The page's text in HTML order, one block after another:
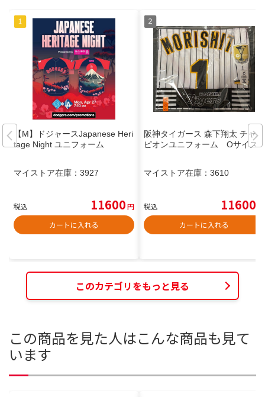
【M】ドジャースJapanese Heri
tage Night ユニフォーム
マイストア在庫： 3927
税込 11600円
カートに入れる
阪神タイガース 森下翔太 チャン
ピオンユニフォーム Oサイズ
マイストア在庫： 3610
税込 11600
カートに入れる
このカテゴリをもっと見る
この商品を見た人はこんな商品も見て
います